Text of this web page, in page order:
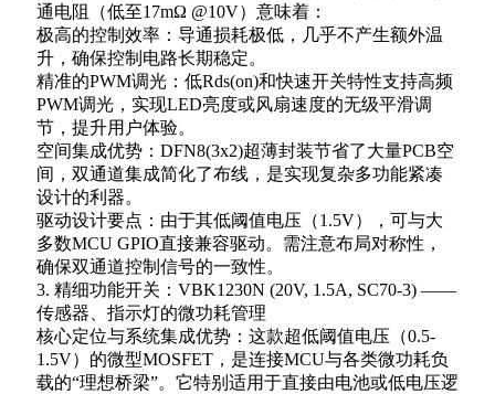
通电阻（低至17mΩ @10V）意味着：
极高的控制效率：导通损耗极低，几乎不产生额外温
升，确保控制电路长期稳定。
精准的PWM调光：低Rds(on)和快速开关特性支持高频
PWM调光，实现LED亮度或风扇速度的无级平滑调
节，提升用户体验。
空间集成优势：DFN8(3x2)超薄封装节省了大量PCB空
间，双通道集成简化了布线，是实现复杂多功能紧凑
设计的利器。
驱动设计要点：由于其低阈值电压（1.5V），可与大
多数MCU GPIO直接兼容驱动。需注意布局对称性，
确保双通道控制信号的一致性。
3. 精细功能开关：VBK1230N (20V, 1.5A, SC70-3) ——
传感器、指示灯的微功耗管理
核心定位与系统集成优势：这款超低阈值电压（0.5-
1.5V）的微型MOSFET，是连接MCU与各类微功耗负
载的“理想桥梁”。它特别适用于直接由电池或低电压逻